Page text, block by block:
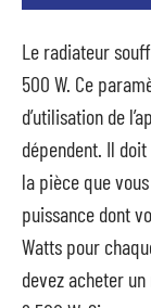
Le radiateur
500 W. Ce
d’utilisation de
dépendent. Il
la pièce que
puissance dont
Watts pour
devez acheter